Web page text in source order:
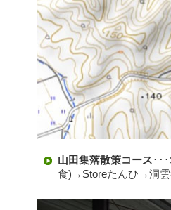
山田集落散策コース･･
食)→Storeたんひ→洞